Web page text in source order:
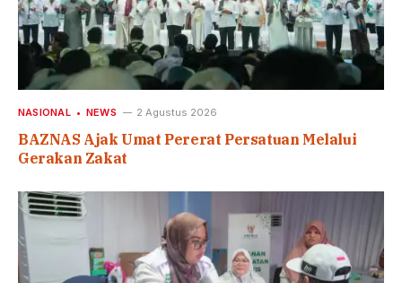
NASIONAL NEWS 2 Agustus 2026
BAZNAS Ajak Umat Pererat Persatuan Melalui
Gerakan Zakat